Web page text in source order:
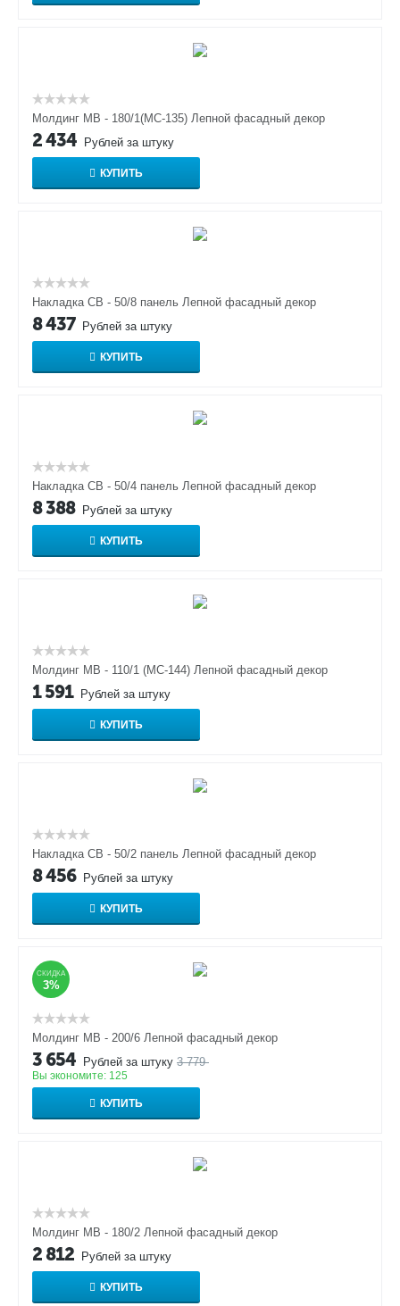
Молдинг МВ - 180/1(МС-135) Лепной фасадный декор
2 434 Рублей за штуку
КУПИТЬ
Накладка СВ - 50/8 панель Лепной фасадный декор
8 437 Рублей за штуку
КУПИТЬ
Накладка СВ - 50/4 панель Лепной фасадный декор
8 388 Рублей за штуку
КУПИТЬ
Молдинг МВ - 110/1 (МС-144) Лепной фасадный декор
1 591 Рублей за штуку
КУПИТЬ
Накладка СВ - 50/2 панель Лепной фасадный декор
8 456 Рублей за штуку
КУПИТЬ
СКИДКА
3%
Молдинг МВ - 200/6 Лепной фасадный декор
3 654 Рублей за штуку 3 779
Вы экономите: 125
КУПИТЬ
Молдинг МВ - 180/2 Лепной фасадный декор
2 812 Рублей за штуку
КУПИТЬ